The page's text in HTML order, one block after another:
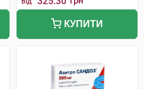
КУПИТИ